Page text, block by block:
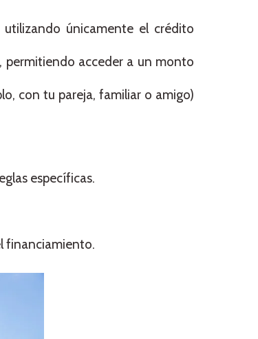
únicamente el crédito
acceder a un monto
con tu pareja, familiar o amigo)
específicas.
financiamiento.